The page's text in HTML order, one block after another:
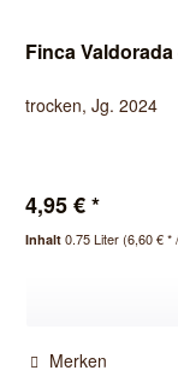
Finca
trocken, Jg. 2024
4,95 € *
Inhalt0.75 Liter(6,60 € *
Merken